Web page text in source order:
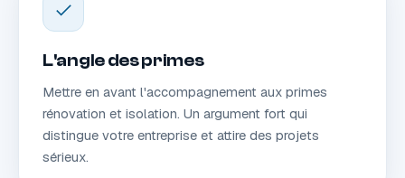
L'angle des primes
Mettre en avant l'accompagnement aux primes
rénovation et isolation. Un argument fort qui
distingue votre entreprise et attire des projets
sérieux.